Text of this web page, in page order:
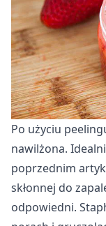
Po użyciu
nawilżona.
poprzednim
skłonnej do
odpowiedni.